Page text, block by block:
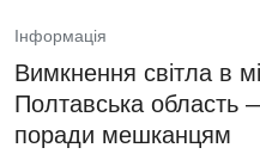
Інформація
Вимкнення світла в
Полтавська область
поради мешканцям